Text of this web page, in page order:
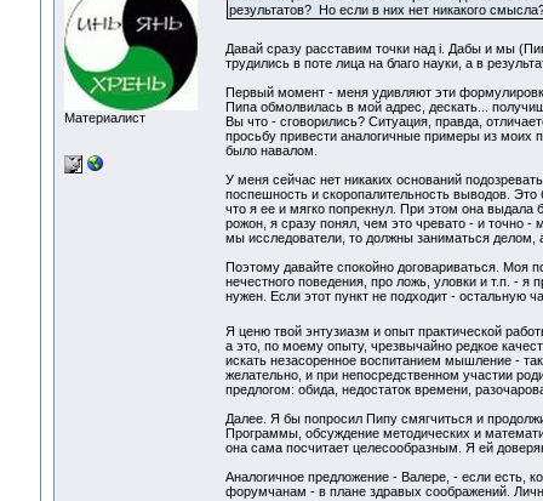
Материалист
результатов? Но если в них нет никакого
Давай сразу расставим точки над i. Дабы и мы
трудились в поте лица на благо науки, а в
Первый момент - меня удивляют эти
Пипа обмолвилась в мой адрес, дескать...
Вы что - сговорились? Ситуация, правда,
просьбу привести аналогичные примеры из моих
было навалом.
У меня сейчас нет никаких оснований
поспешность и скоропалительность выводов.
что я ее и мягко попрекнул. При этом она выдала
рожон, я сразу понял, чем это чревато - и точно
мы исследователи, то должны заниматься
Поэтому давайте спокойно договариваться. Моя
нечестного поведения, про ложь, уловки и т.п. - я
нужен. Если этот пункт не подходит - остальную
Я ценю твой энтузиазм и опыт практической
а это, по моему опыту, чрезвычайно редкое
искать незасоренное воспитанием мышление -
желательно, и при непосредственном участии
предлогом: обида, недостаток времени,
Далее. Я бы попросил Пипу смягчиться и
Программы, обсуждение методических и
она сама посчитает целесообразным. Я ей
Аналогичное предложение - Валере, - если есть,
форумчанам - в плане здравых соображений.